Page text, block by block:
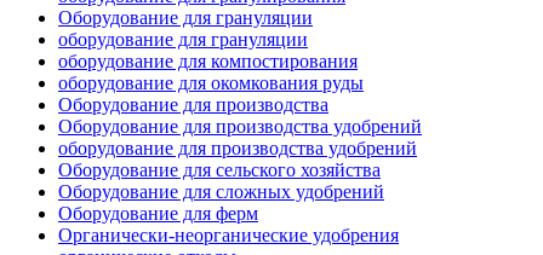
Оборудование для грануляции
оборудование для грануляции
оборудование для компостирования
оборудование для окомкования руды
Оборудование для производства
Оборудование для производства удобрений
оборудование для производства удобрений
Оборудование для сельского хозяйства
Оборудование для сложных удобрений
Оборудование для ферм
Органически-неорганические удобрения